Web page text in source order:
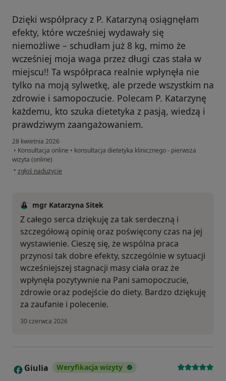
Dzięki współpracy z P. Katarzyną osiągnęłam
efekty, które wcześniej wydawały się
niemożliwe – schudłam już 8 kg, mimo że
wcześniej moja waga przez długi czas stała w
miejscu!! Ta współpraca realnie wpłynęła nie
tylko na moją sylwetkę, ale przede wszystkim na
zdrowie i samopoczucie. Polecam P. Katarzynę
każdemu, kto szuka dietetyka z pasją, wiedzą i
prawdziwym zaangażowaniem.
28 kwietnia 2026
• Konsultacja online • konsultacja dietetyka klinicznego - pierwsza
wizyta (online)
• w opinii użytkownika S.R
zgłoś nadużycie
mgr Katarzyna Sitek
Z całego serca dziękuję za tak serdeczną i
szczegółową opinię oraz poświęcony czas na jej
wystawienie. Cieszę się, że wspólna praca
przynosi tak dobre efekty, szczególnie w sytuacji
wcześniejszej stagnacji masy ciała oraz że
wpłynęła pozytywnie na Pani samopoczucie,
zdrowie oraz podejście do diety. Bardzo dziękuję
za zaufanie i polecenie.
30 czerwca 2026
G Giulia Weryfikacja wizyty